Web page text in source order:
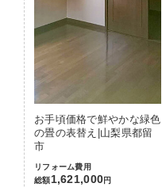
お手頃価格で鮮やかな緑色
の畳の表替え|山梨県都留
市
リフォーム費用
総額1,621,000円